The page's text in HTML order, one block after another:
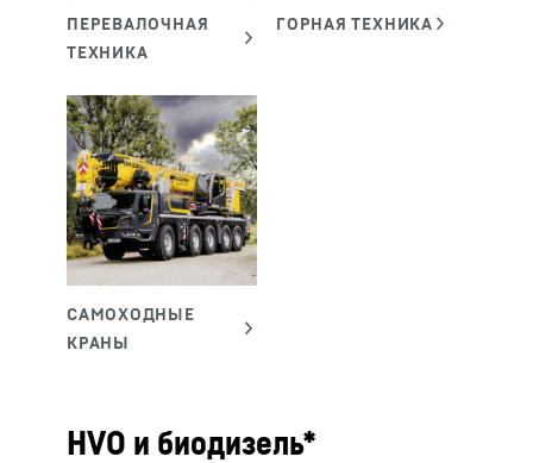
HVO и биодизель*